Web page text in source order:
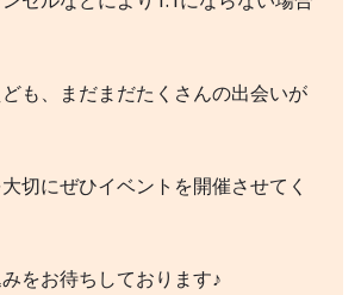
も、まだまだたくさんの出会いが
大切にぜひイベントを開催させてく
をお待ちしております♪